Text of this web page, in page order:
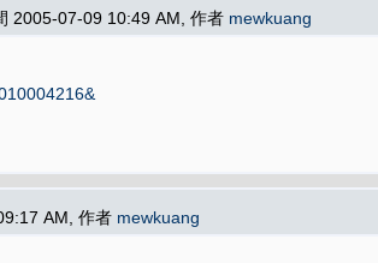
2005-07-09 10:49 AM, 作者 mewkuang
AM, 作者 mewkuang